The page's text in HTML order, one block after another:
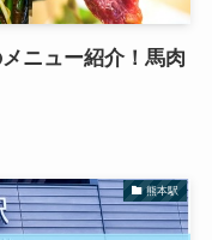
ニュー紹介！馬肉
熊本駅